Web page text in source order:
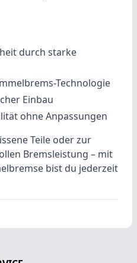
durch starke
Technologie
Einbau
ohne Anpassungen
Teile oder zur
Bremsleistung – mit
bist du jederzeit